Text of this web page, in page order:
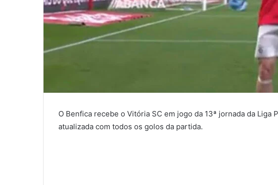
O Benfica recebe o Vitória SC em jogo da 13ª jornada da Liga
atualizada com todos os golos da partida.